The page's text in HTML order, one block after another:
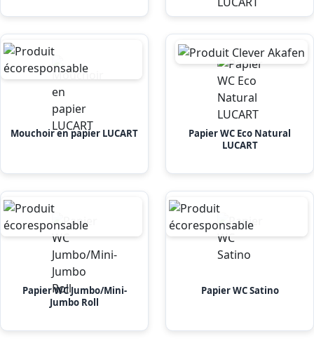
Mouchoir en papier LUCART
Papier WC Eco Natural
LUCART
Papier WC Jumbo/Mini-
Jumbo Roll
Papier WC Satino